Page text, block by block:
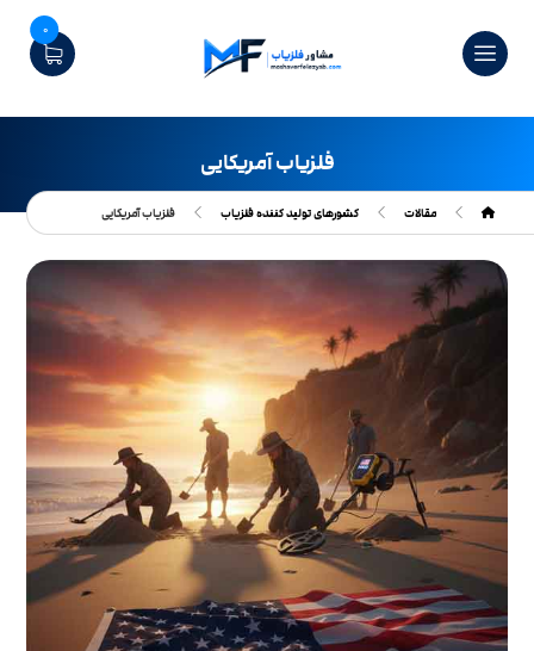
0
فلزیاب آمریکایی
مقالات کشورهای تولید کننده فلزیاب فلزیاب آمریکایی